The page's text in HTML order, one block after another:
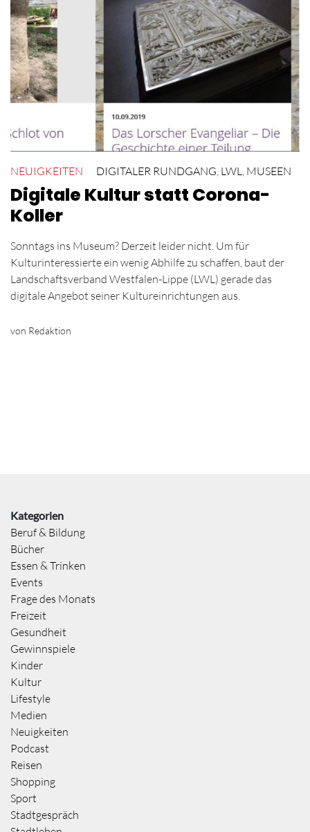
NEUIGKEITEN DIGITALER RUNDGANG LWL MUSEEN
Digitale Kultur statt Corona-
Koller
Sonntags ins Museum? Derzeit leider nicht. Um für
Kulturinteressierte ein wenig Abhilfe zu schaffen, baut der
Landschaftsverband Westfalen-Lippe (LWL) gerade das
digitale Angebot seiner Kultureinrichtungen aus.
von Redaktion
Kategorien
Beruf & Bildung
Bücher
Essen & Trinken
Events
Frage des Monats
Freizeit
Gesundheit
Gewinnspiele
Kinder
Kultur
Lifestyle
Medien
Neuigkeiten
Podcast
Reisen
Shopping
Sport
Stadtgespräch